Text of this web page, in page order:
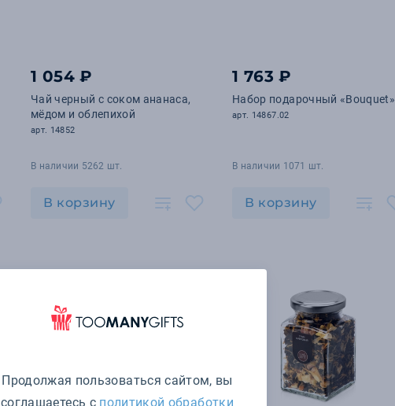
1 054 ₽
Чай черный с соком ананаса,
мёдом и облепихой
арт. 14852
В наличии 5262 шт.
В корзину
1 763 ₽
Набор подарочный «Bouquet»
арт. 14867.02
В наличии 1071 шт.
В корзину
Продолжая пользоваться сайтом, вы
соглашаетесь с политикой обработки